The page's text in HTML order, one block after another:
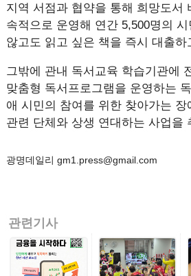
지역 서점과 협약을 통해 희망도서
속적으로 운영해 연간 5,500명의 시
않고도 읽고 싶은 책을 즉시 대출하
그밖에 관내 독서교육 학습기관에
맞춤형 독서프로그램을 운영하는
애 시민의 참여를 위한 찾아가는 장
관련 단체와 상생 연대하는 사업을
광명데일리 gm1.press@gmail.com
관련기사